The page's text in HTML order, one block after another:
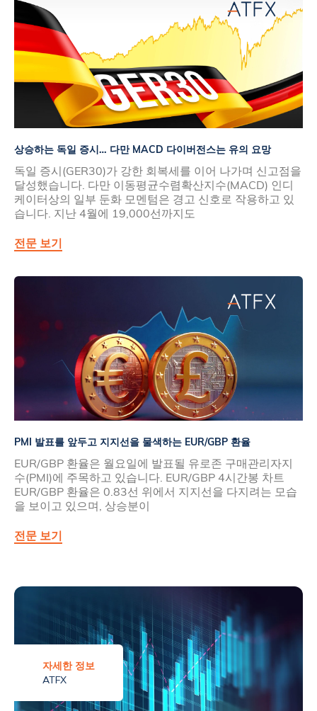
상승하는 독일 증시… 다만 MACD 다이버전스는 유의 요망
독일 증시(GER30)가 강한 회복세를 이어 나가며 신고점을
달성했습니다. 다만 이동평균수렴확산지수(MACD) 인디
케이터상의 일부 둔화 모멘텀은 경고 신호로 작용하고 있
습니다. 지난 4월에 19,000선까지도
전문 보기
PMI 발표를 앞두고 지지선을 물색하는 EUR/GBP 환율
EUR/GBP 환율은 월요일에 발표될 유로존 구매관리자지
수(PMI)에 주목하고 있습니다. EUR/GBP 4시간봉 차트
EUR/GBP 환율은 0.83선 위에서 지지선을 다지려는 모습
을 보이고 있으며, 상승분이
전문 보기
자세한 정보
ATFX